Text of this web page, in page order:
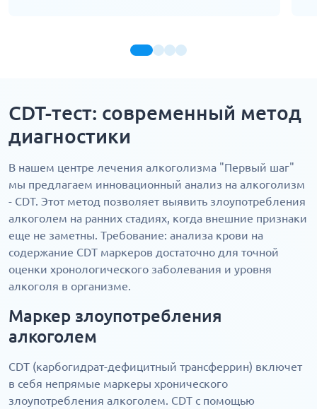
CDT-тест: современный метод
диагностики
В нашем центре лечения алкоголизма "Первый шаг"
мы предлагаем инновационный анализ на алкоголизм
- CDT. Этот метод позволяет выявить злоупотребления
алкоголем на ранних стадиях, когда внешние признаки
еще не заметны. Требование: анализа крови на
содержание CDT маркеров достаточно для точной
оценки хронологического заболевания и уровня
алкоголя в организме.
Маркер злоупотребления
алкоголем
CDT (карбогидрат-дефицитный трансферрин) включет
в себя непрямые маркеры хронического
злоупотребления алкоголем. CDT с помощью